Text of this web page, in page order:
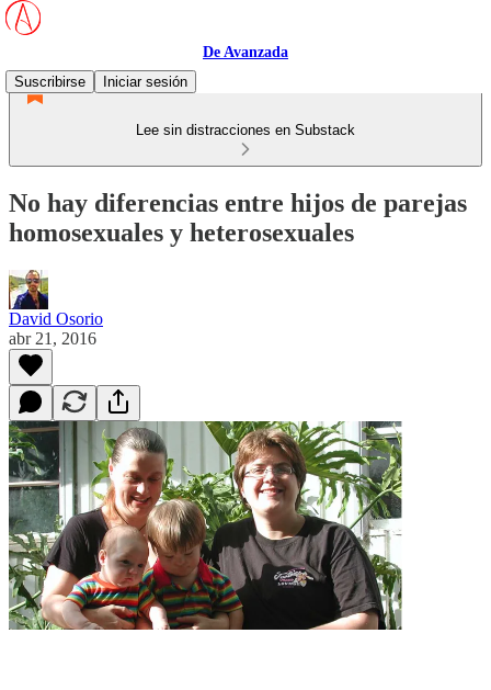
De Avanzada
Suscribirse
Iniciar sesión
Lee sin distracciones en Substack
No hay diferencias entre hijos de parejas
homosexuales y heterosexuales
David Osorio
abr 21, 2016